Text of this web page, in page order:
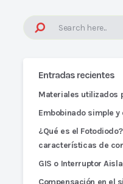
Entradas recientes
Materiales utilizados
Embobinado simple
¿Qué es el
características de
GIS o Interruptor